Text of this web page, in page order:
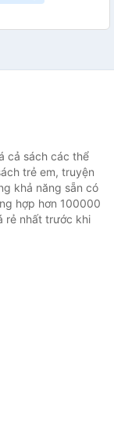
cả sách các thể
trẻ em, truyện
khả năng sẵn có
hợp hơn 100000
rẻ nhất trước khi